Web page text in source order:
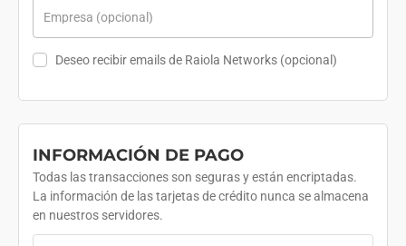
Empresa (opcional)
Deseo recibir emails de Raiola Networks (opcional)
INFORMACIÓN DE PAGO
Todas las transacciones son seguras y están encriptadas.
La información de las tarjetas de crédito nunca se almacena
en nuestros servidores.